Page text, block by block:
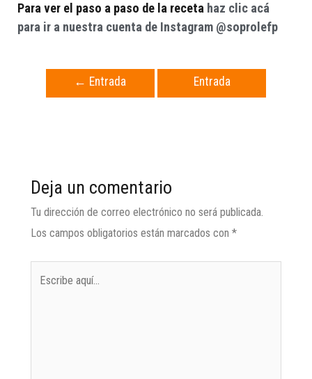
Para ver el paso a paso de la receta haz clic acá
para ir a nuestra cuenta de Instagram @soprolefp
← Entrada
Entrada
Deja un comentario
Tu dirección de correo electrónico no será publicada.
Los campos obligatorios están marcados con *